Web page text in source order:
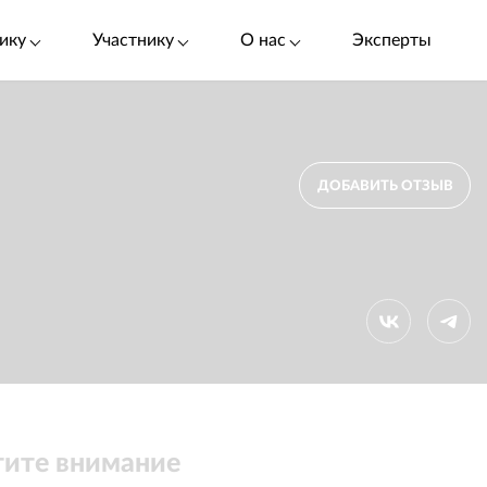
Участнику О нас Эксперты
ДОБАВИТЬ ОТЗЫВ
внимание